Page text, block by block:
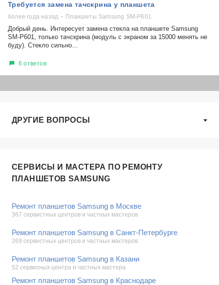
Требуется замена тачскрина у планшета
более года назад Планшеты Samsung SM-P601
Добрый день. Интересует замена стекла на планшете Samsung
SM-P601, только тачскрина (модуль с экраном за 15000 менять не
буду). Стекло сильно...
6 ответов
ДРУГИЕ ВОПРОСЫ
СЕРВИСЫ И МАСТЕРА ПО РЕМОНТУ
ПЛАНШЕТОВ SAMSUNG
Ремонт планшетов Samsung в Москве
367 сервистных центров и частных мастеров
Ремонт планшетов Samsung в Санкт-Петербурге
269 сервистных центров и частных мастеров
Ремонт планшетов Samsung в Казани
52 сервисных центра и частных мастера
Ремонт планшетов Samsung в Краснодаре